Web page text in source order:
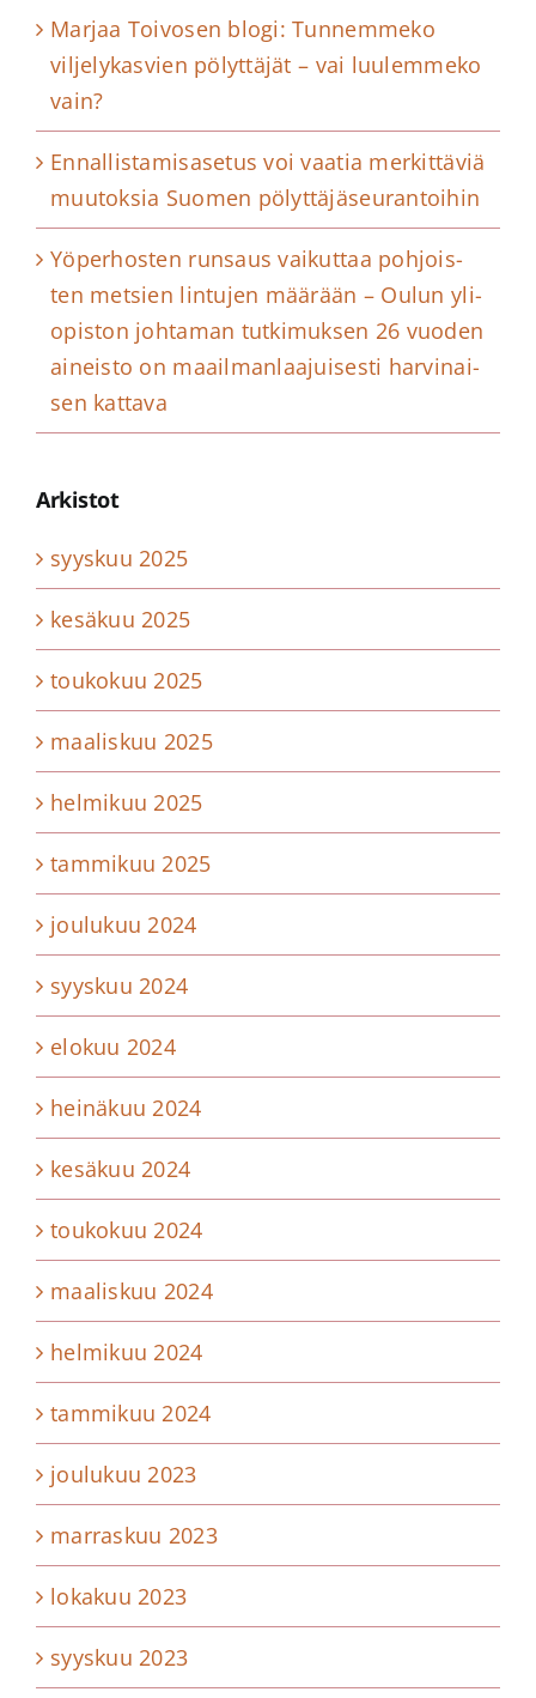
Marjaa Toivosen blogi: Tunnemmeko
viljelykasvien pölyttäjät – vai luulemmeko
vain?
Ennallistamisasetus voi vaatia merkittäviä
muutoksia Suomen pölyttäjäseurantoihin
Yö­per­hos­ten runsaus vai­kut­taa poh­jois­
ten metsien lin­tu­jen määrään – Oulun yli­
opis­ton joh­ta­man tut­ki­muk­sen 26 vuoden
ai­neis­to on maail­man­laa­jui­ses­ti har­vi­nai­
sen kattava
Arkistot
syyskuu 2025
kesäkuu 2025
toukokuu 2025
maaliskuu 2025
helmikuu 2025
tammikuu 2025
joulukuu 2024
syyskuu 2024
elokuu 2024
heinäkuu 2024
kesäkuu 2024
toukokuu 2024
maaliskuu 2024
helmikuu 2024
tammikuu 2024
joulukuu 2023
marraskuu 2023
lokakuu 2023
syyskuu 2023